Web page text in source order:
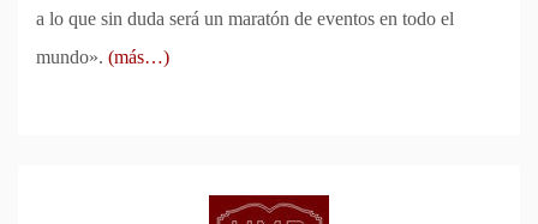
a lo que sin duda será un maratón de eventos en todo el
mundo». (más…)